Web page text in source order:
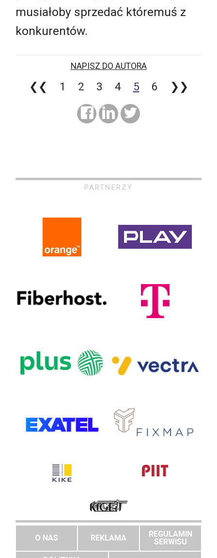
musiałoby sprzedać któremuś z
konkurentów.
NAPISZ DO AUTORA
❮❮ 1 2 3 4 5 6 ❯❯
PARTNERZY
O NAS REKLAMA
REGULAMIN
SERWISU